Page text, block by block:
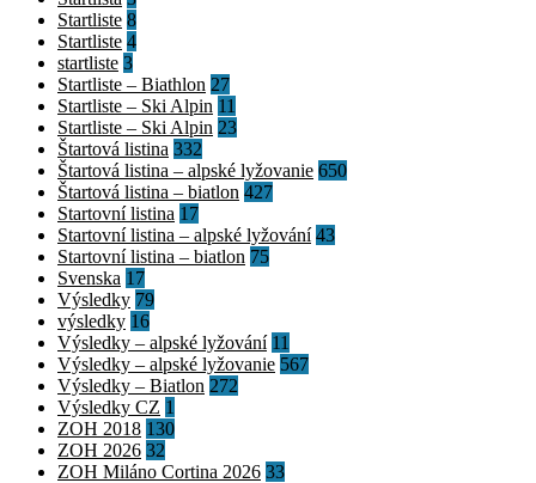
Startliste 8
Startliste 4
startliste 3
Startliste – Biathlon 27
Startliste – Ski Alpin 11
Startliste – Ski Alpin 23
Štartová listina 332
Štartová listina – alpské lyžovanie 650
Štartová listina – biatlon 427
Startovní listina 17
Startovní listina – alpské lyžování 43
Startovní listina – biatlon 75
Svenska 17
Výsledky 79
výsledky 16
Výsledky – alpské lyžování 11
Výsledky – alpské lyžovanie 567
Výsledky – Biatlon 272
Výsledky CZ 1
ZOH 2018 130
ZOH 2026 32
ZOH Miláno Cortina 2026 33